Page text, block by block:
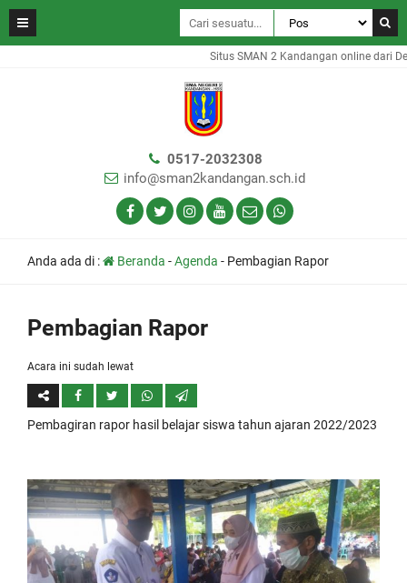
Situs SMAN 2 Kandangan online dari
0517-2032308
info@sman2kandangan.sch.id
Anda ada di : Beranda -Agenda - Pembagian Rapor
Pembagian Rapor
Acara ini sudah lewat
Pembagiran rapor hasil belajar siswa tahun ajaran 2022/2023